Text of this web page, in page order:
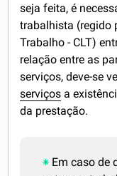
seja feita, é
trabalhista (regido
Trabalho - CLT)
relação entre as
serviços, deve-se
serviços a
da prestação.
Em caso de